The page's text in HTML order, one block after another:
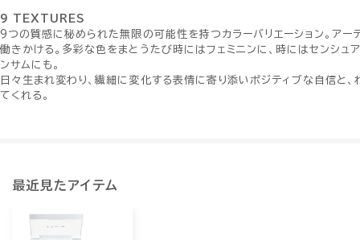
9 TEXTURES
9つの質感に秘められた無限の可能性を持つカラーバリエーション。アー
働きかける。多彩な色をまとうたび時にはフェミニンに、時にはセンシュ
ンサムにも。
日々生まれ変わり、繊細に変化する表情に寄り添いポジティブな自信と、
てくれる。
最近見たアイテム